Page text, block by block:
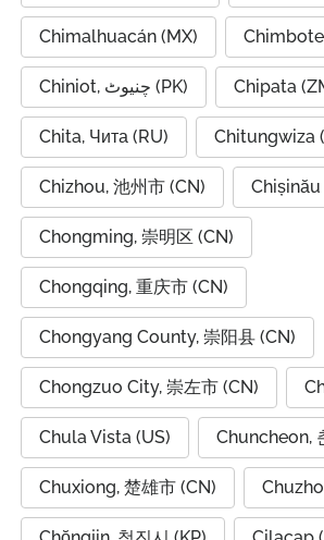
Chimalhuacán (MX) Chimbote
Chiniot, چنیوٹ (PK) Chipata
Chita, Чита (RU) Chitungwiza
Chizhou, 池州市 (CN) Chișinău
Chongming, 崇明区 (CN)
Chongqing, 重庆市 (CN)
Chongyang County, 崇阳县 (CN)
Chongzuo City, 崇左市 (CN)
Chula Vista (US) Chuncheon,
Chuxiong, 楚雄市 (CN)